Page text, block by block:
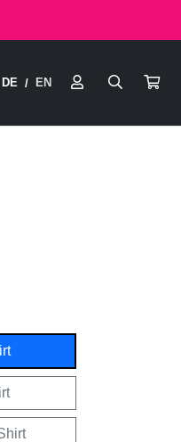
DE / EN